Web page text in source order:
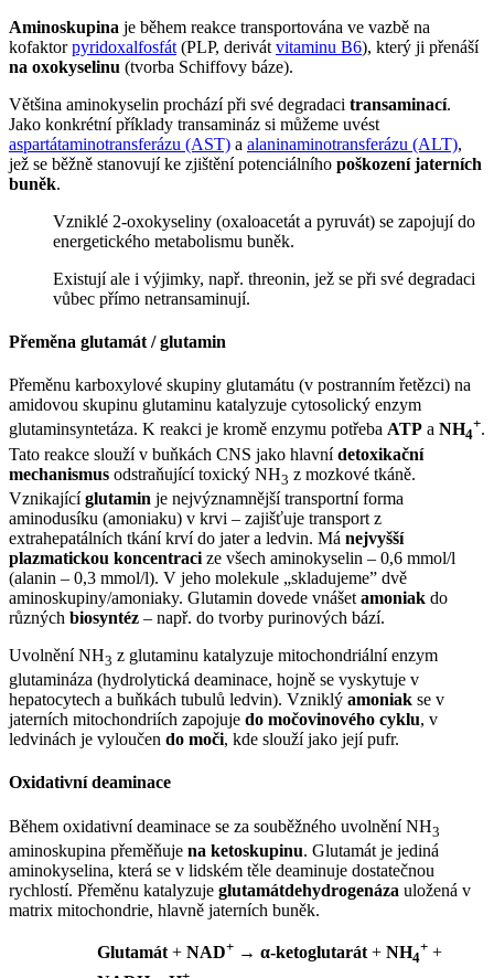
Aminoskupina je během reakce transportována ve vazbě na
kofaktorpyridoxalfosfát (PLP, derivát vitaminu B6), který ji přenáší
na oxokyselinu (tvorba Schiffovy báze).
Většina aminokyselin prochází při své degradaci transaminací.
Jako konkrétní příklady transamináz si můžeme uvést
aspartátaminotransferázu (AST) a alaninaminotransferázu (ALT),
jež se běžně stanovují ke zjištění potenciálního poškození jaterních
buněk.
Vzniklé 2-oxokyseliny (oxaloacetát a pyruvát) se zapojují do
energetického metabolismu buněk.
Existují ale i výjimky, např. threonin, jež se při své degradaci
vůbec přímo netransaminují.
Přeměna glutamát / glutamin
Přeměnu karboxylové skupiny glutamátu (v postranním řetězci) na
amidovou skupinu glutaminu katalyzuje cytosolický enzym
glutaminsyntetáza. K reakci je kromě enzymu potřeba ATP a NH4
+.
Tato reakce slouží v buňkách CNS jako hlavnídetoxikační
mechanismus odstraňující toxický NH3 z mozkové tkáně.
Vznikajícíglutamin je nejvýznamnější transportní forma
aminodusíku (amoniaku) v krvi – zajišťuje transport z
extrahepatálních tkání krví do jater a ledvin. Má nejvyšší
plazmatickou koncentraci ze všech aminokyselin – 0,6 mmol/l
(alanin – 0,3 mmol/l). V jeho molekule „skladujeme” dvě
aminoskupiny/amoniaky. Glutamin dovede vnášet amoniak do
různých biosyntéz – např. do tvorby purinových bází.
Uvolnění NH3 z glutaminu katalyzuje mitochondriální enzym
glutamináza (hydrolytická deaminace, hojně se vyskytuje v
hepatocytech a buňkách tubulů ledvin). Vzniklý amoniak se v
jaterních mitochondriích zapojuje do močovinového cyklu, v
ledvinách je vyloučen do moči, kde slouží jako její pufr.
Oxidativní deaminace
Během oxidativní deaminace se za souběžného uvolnění NH3
aminoskupina přeměňuje na ketoskupinu. Glutamát je jediná
aminokyselina, která se v lidském těle deaminuje dostatečnou
rychlostí. Přeměnu katalyzuje glutamátdehydrogenáza uložená v
matrix mitochondrie, hlavně jaterních buněk.
Glutamát + NAD+ → α-ketoglutarát + NH4
+ +